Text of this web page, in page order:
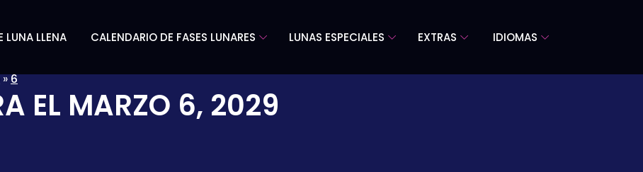
LUNA LLENA CALENDARIO DE FASES LUNARES LUNAS ESPECIALES EXTRAS IDIOMAS
»6
EL MARZO 6, 2029